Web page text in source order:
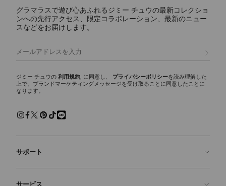
グラマラスで遊び心あふれるジミー チュウの最新コレクショ
ンへの先行アクセス、限定コラボレーション、最新のニュー
スなどをお届けします。
ジミー チュウの 利用規約, に同意し、 プライバシーポリシーを読み理解した
上で、ブランドマーケティングメッセージを受け取ることに同意したことに
なります。
サポート